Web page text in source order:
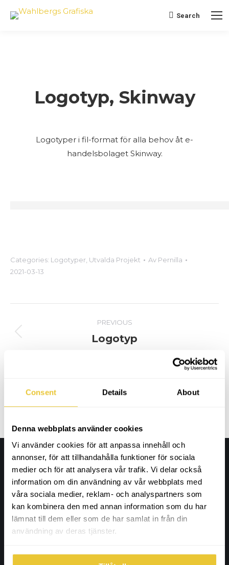
Consent Details About
Denna webbplats använder cookies
Vi använder cookies för att anpassa innehåll och
annonser, för att tillhandahålla funktioner för sociala
medier och för att analysera vår trafik. Vi delar också
information om din användning av vår webbplats med
våra sociala medier, reklam- och analyspartners som
kan kombinera den med annan information som du har
lämnat till dem eller som de har samlat in från din
användning av deras tjänster.
Search:
Search
Logotyp, Skinway
Logotyper i fil-format för alla behov åt e-
handelsbolaget Skinway.
Categories: Logotyper Utvalda Projekt Av Pernilla
2021-03-13
navigation
PREVIOUS
Previous
Logotyp
project:
Adress
Wahlbergs Grafiska
Furuvägen 86
18764 Täby, Stockholm